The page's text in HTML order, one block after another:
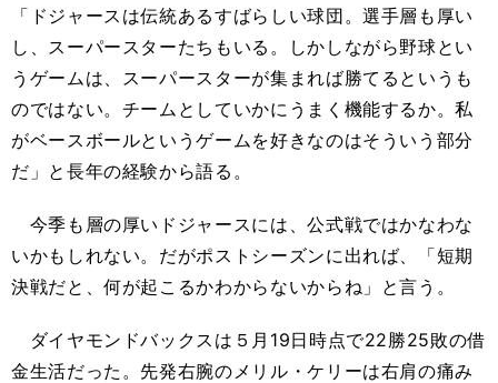
「ドジャースは伝統あるすばらしい球団。選手層も厚い
し、スーパースターたちもいる。しかしながら野球とい
うゲームは、スーパースターが集まれば勝てるというも
のではない。チームとしていかにうまく機能するか。私
がベースボールというゲームを好きなのはそういう部分
だ」と長年の経験から語る。
今季も層の厚いドジャースには、公式戦ではかなわな
いかもしれない。だがポストシーズンに出れば、「短期
決戦だと、何が起こるかわからないからね」と言う。
ダイヤモンドバックスは５月19日時点で22勝25敗の借
金生活だった。先発右腕のメリル・ケリーは右肩の痛み